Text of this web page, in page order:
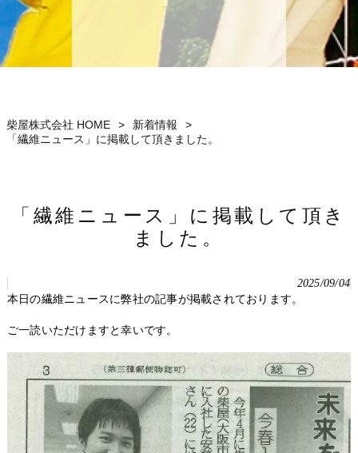
柴屋株式会社 HOME > 新着情報
>
「繊維ニュース」に掲載して頂きました。
「繊維ニュース」に掲載して頂き
ました。
2025/09/04
本日の繊維ニュースに弊社の記事が掲載されております。
ご一読いただけますと幸いです。